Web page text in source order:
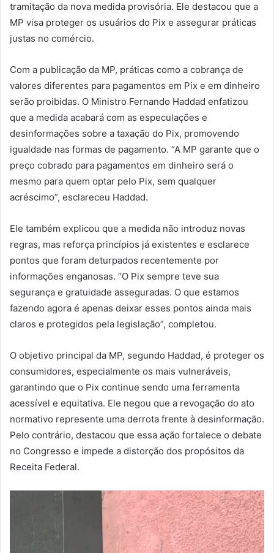
tramitação da nova medida provisória. Ele destacou que a
MP visa proteger os usuários do Pix e assegurar práticas
justas no comércio.
Com a publicação da MP, práticas como a cobrança de
valores diferentes para pagamentos em Pix e em dinheiro
serão proibidas. O Ministro Fernando Haddad enfatizou
que a medida acabará com as especulações e
desinformações sobre a taxação do Pix, promovendo
igualdade nas formas de pagamento. “A MP garante que o
preço cobrado para pagamentos em dinheiro será o
mesmo para quem optar pelo Pix, sem qualquer
acréscimo”, esclareceu Haddad.
Ele também explicou que a medida não introduz novas
regras, mas reforça princípios já existentes e esclarece
pontos que foram deturpados recentemente por
informações enganosas. “O Pix sempre teve sua
segurança e gratuidade asseguradas. O que estamos
fazendo agora é apenas deixar esses pontos ainda mais
claros e protegidos pela legislação”, completou.
O objetivo principal da MP, segundo Haddad, é proteger os
consumidores, especialmente os mais vulneráveis,
garantindo que o Pix continue sendo uma ferramenta
acessível e equitativa. Ele negou que a revogação do ato
normativo represente uma derrota frente à desinformação.
Pelo contrário, destacou que essa ação fortalece o debate
no Congresso e impede a distorção dos propósitos da
Receita Federal.